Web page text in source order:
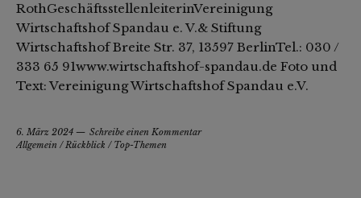
RothGeschäftsstellenleiterinVereinigung
Wirtschaftshof Spandau e. V.& Stiftung
Wirtschaftshof Breite Str. 37, 13597 BerlinTel.: 030 /
333 65 91www.wirtschaftshof-spandau.de Foto und
Text: Vereinigung Wirtschaftshof Spandau e.V.
6. März 2024
Schreibe einen Kommentar
Allgemein /Rückblick / Top-Themen